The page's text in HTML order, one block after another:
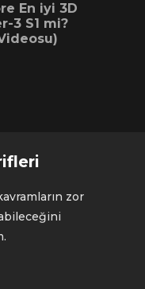
En iyi 3D
3 S1 mi?
zor